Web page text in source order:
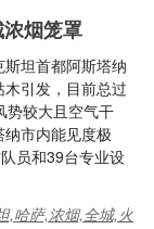
烟笼罩
坦首都阿斯塔纳
引发，目前总过
势较大且空气干
市内能见度极
员和39台专业设
,哈萨,浓烟,全城,火